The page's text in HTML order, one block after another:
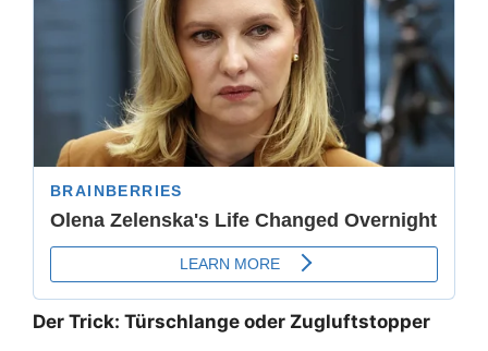
Der Trick: Türschlange oder Zugluftstopper